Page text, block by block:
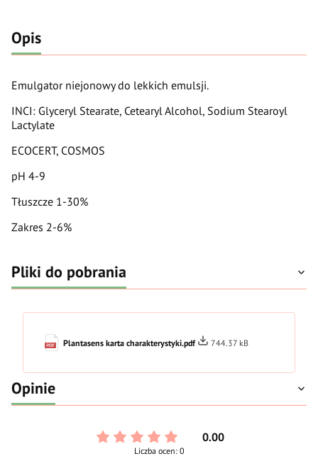
Opis
Emulgator niejonowy do lekkich emulsji.
INCI: Glyceryl Stearate, Cetearyl Alcohol, Sodium Stearoyl
Lactylate
ECOCERT, COSMOS
pH 4-9
Tłuszcze 1-30%
Zakres 2-6%
Pliki do pobrania
Plantasens karta charakterystyki.pdf 744.37 kB
Opinie
0.00
Liczba ocen: 0